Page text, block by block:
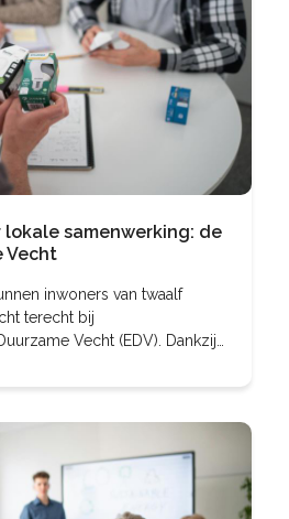
lokale samenwerking: de
Vecht
inwoners van twaalf
terecht bij
Vecht (EDV). Dankzij
stichting